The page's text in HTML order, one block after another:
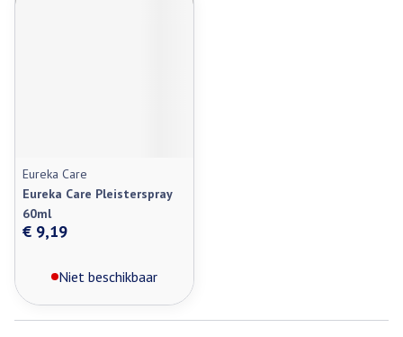
Eureka Care
Eureka Care Pleisterspray
60ml
€ 9,19
Niet beschikbaar